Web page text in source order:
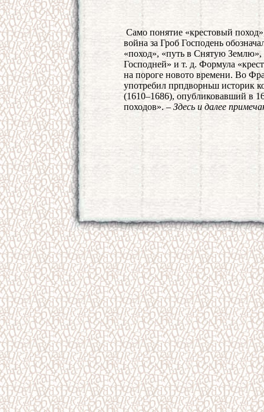
Само понятие «крестовый
война за Гроб Господень
«поход», «путь в Снятую Землю»,
Господней» и т. д. Формула
на пороге новото времени. Во
употребил прпдворньш историк
(1610–1686), опубликовавший в
походов». –Здесь и далее